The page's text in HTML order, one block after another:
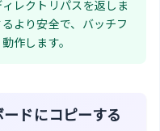
レクトリパスを返しま
より安全で、バッチフ
作します。
ドにコピーする